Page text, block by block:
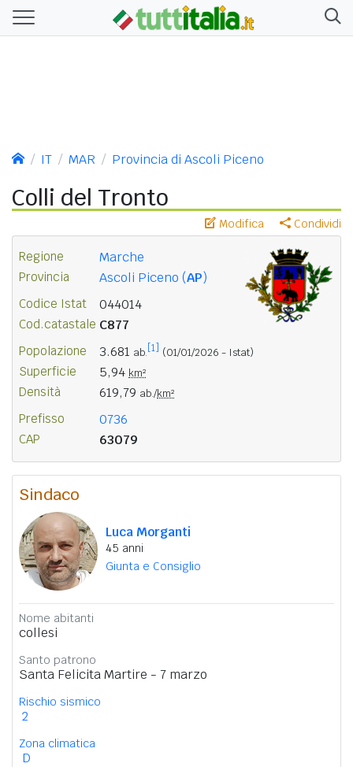
IT MAR Provincia di Ascoli Piceno
Colli del Tronto
Modifica Condividi
Regione Marche
Provincia Ascoli Piceno (AP)
Codice Istat 044014
Cod.catastale C877
Popolazione 3.681 ab. [1] (01/01/2026 - Istat)
Superficie 5,94 km²
Densità 619,79 ab./km²
Prefisso 0736
CAP 63079
Sindaco
Luca Morganti
45 anni
Giunta e Consiglio
Nome abitanti
collesi
Santo patrono
Santa Felicita Martire - 7 marzo
Rischio sismico
2
Zona climatica
D